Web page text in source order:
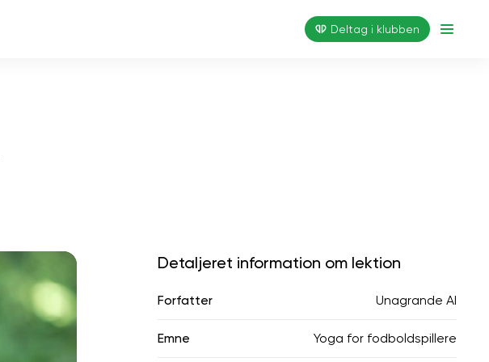
Deltag i klubben
Detaljeret information om lektion
Forfatter Unagrande AI
Emne Yoga for fodboldspillere